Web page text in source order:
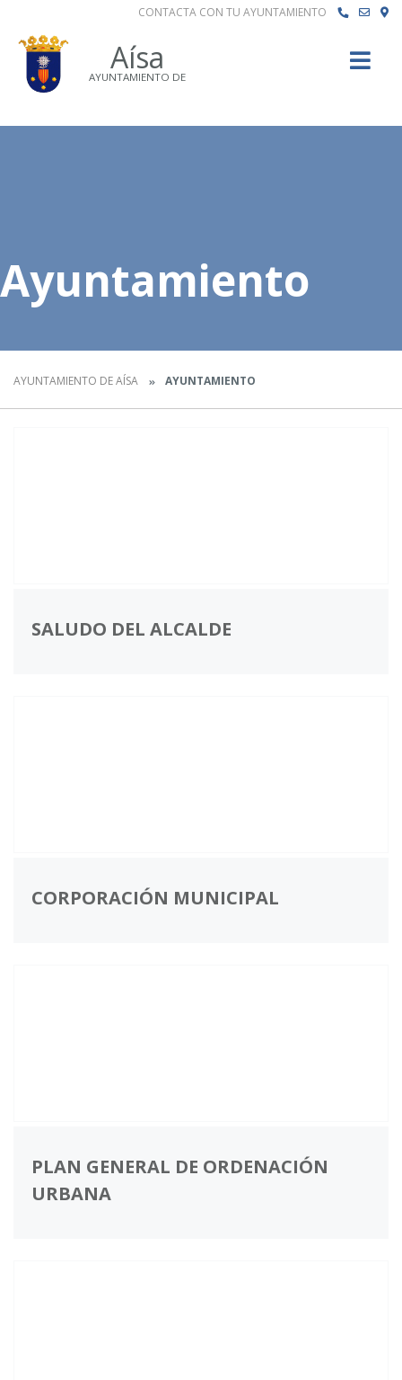
CONTACTA CON TU AYUNTAMIENTO
Aísa
AYUNTAMIENTO DE
Ayuntamiento
AYUNTAMIENTO DE AÍSA AYUNTAMIENTO
SALUDO DEL ALCALDE
CORPORACIÓN MUNICIPAL
PLAN GENERAL DE ORDENACIÓN
URBANA